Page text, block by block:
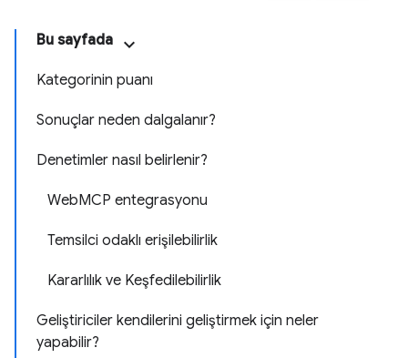
Bu sayfada
Kategorinin puanı
Sonuçlar neden dalgalanır?
Denetimler nasıl belirlenir?
WebMCP entegrasyonu
Temsilci odaklı erişilebilirlik
Kararlılık ve Keşfedilebilirlik
Geliştiriciler kendilerini geliştirmek için neler
yapabilir?